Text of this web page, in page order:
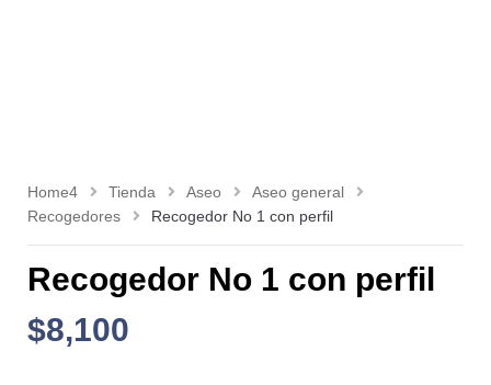
Home4 Tienda Aseo
Aseo general
Recogedores
Recogedor No 1 con perfil
Recogedor No 1 con perfil
$8,100